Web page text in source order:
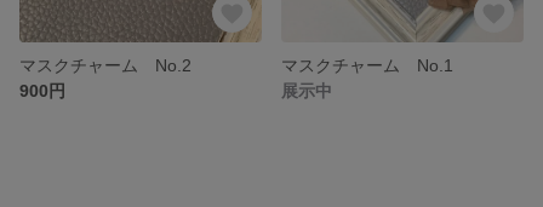
マスクチャーム No.2
900円
マスクチャーム No.1
展示中